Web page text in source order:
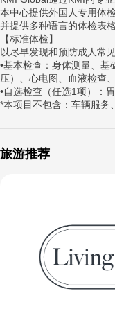
本中心提供外国人专用体
并提供多种语言的体检表
【标准体检】
以尽早发现和预防成人常
•基本检查：身体测量、
压）、心电图、血液检查
•自选检查（任选1项）：
*本项目不包含：车辆服务
旅游推荐